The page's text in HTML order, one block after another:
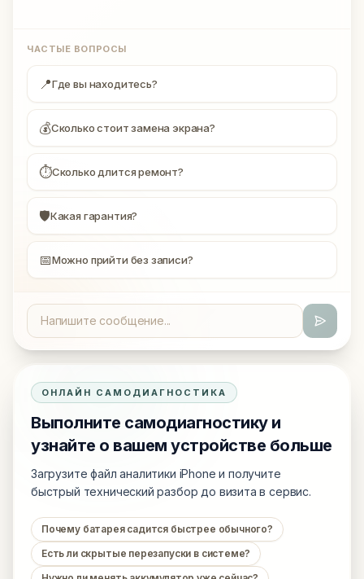
ЧАСТЫЕ ВОПРОСЫ
📍Где вы находитесь?
💰Сколько стоит замена экрана?
⏱Сколько длится ремонт?
🛡Какая гарантия?
📅Можно прийти без записи?
ОНЛАЙН САМОДИАГНОСТИКА
Выполните самодиагностику и
узнайте о вашем устройстве больше
Загрузите файл аналитики iPhone и получите
быстрый технический разбор до визита в сервис.
Почему батарея садится быстрее обычного?
Есть ли скрытые перезапуски в системе?